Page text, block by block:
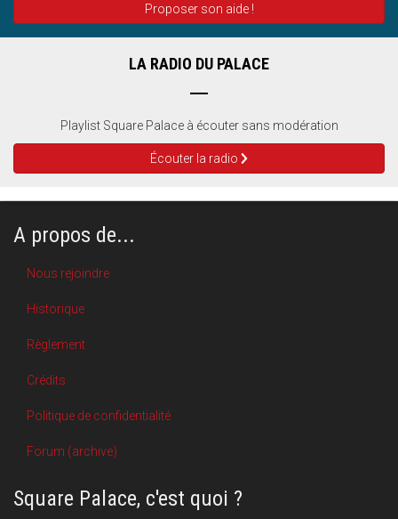
Proposer son aide !
LA RADIO DU PALACE
Playlist Square Palace à écouter sans modération
Écouter la radio
A propos de...
Nous rejoindre
Historique
Règlement
Crédits
Politique de confidentialité
Forum (archive)
Square Palace, c'est quoi ?